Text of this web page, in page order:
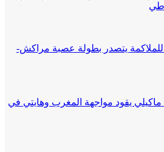
يتصدر بطولة عصبة مراكش-
ماكيلي يقود مواجهة المغرب وهايتي في